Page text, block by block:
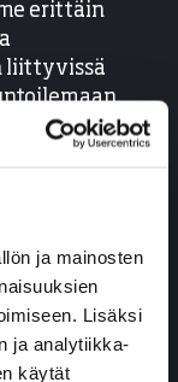
ja mainosten
Lisäksi
ja analytiikka-
käytät
erittäin
liittyvissä
teemme
usein
jolloin saat
lähellä.
mm.